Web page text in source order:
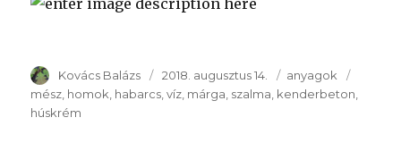
Szerző
Kovács Balázs Publikálva
2018. augusztus 14. Témakör
anyagok
mész homok habarcs víz márga szalma kenderbeton
húskrém